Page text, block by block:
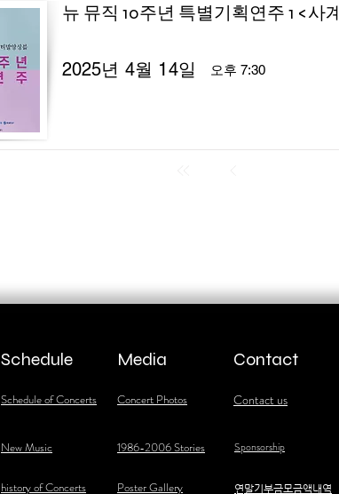
뉴 뮤직 10주년 특별기획연주 1 <사
오후 7:30
2025년 4월 14일
Schedule
Schedule of Concerts
Media
Concert Photos
Contact
Contact us
New Music 1986-2006 Stories Sponsorship
history of Concerts Poster Gallery ​연말기부금모금액내역